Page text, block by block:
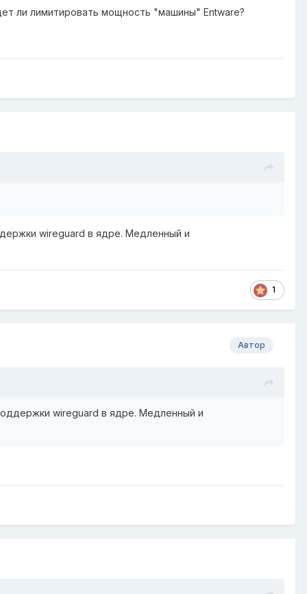
ли лимитировать мощность "машины" Entware?
wireguard в ядре. Медленный и
1
Автор
wireguard в ядре. Медленный и